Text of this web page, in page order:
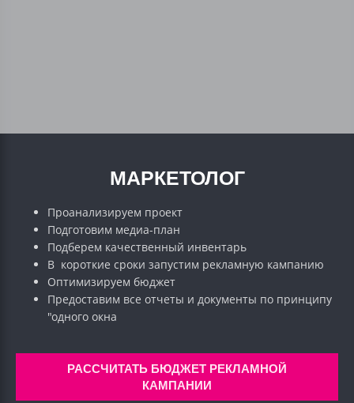
МАРКЕТОЛОГ
Проанализируем проект
Подготовим медиа-план
Подберем качественный инвентарь
В короткие сроки запустим рекламную кампанию
Оптимизируем бюджет
Предоставим все отчеты и документы по принципу
"одного окна
РАССЧИТАТЬ БЮДЖЕТ РЕКЛАМНОЙ
КАМПАНИИ